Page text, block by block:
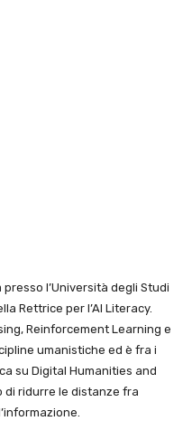
l’Università degli Studi
Rettrice per l’AI Literacy.
Reinforcement Learning e
umanistiche ed è fra i
su Digital Humanities and
di ridurre le distanze fra